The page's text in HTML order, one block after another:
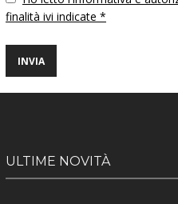
finalità ivi indicate *
ULTIME NOVITÀ